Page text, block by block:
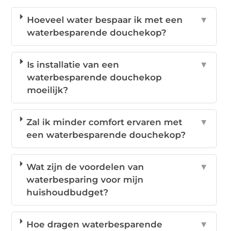
Hoeveel water bespaar ik met een
waterbesparende douchekop?
▼
Is installatie van een
waterbesparende douchekop
moeilijk?
▼
Zal ik minder comfort ervaren met
een waterbesparende douchekop?
▼
Wat zijn de voordelen van
waterbesparing voor mijn
huishoudbudget?
▼
Hoe dragen waterbesparende ▼